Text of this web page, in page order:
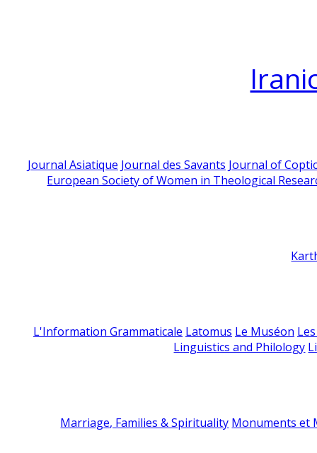
Journal Asiatique Journal des Savants Journal of
European Society of Women in Theological
L'Information Grammaticale Latomus Le Muséon
Linguistics and Philology
Marriage, Families & Spirituality Monuments et